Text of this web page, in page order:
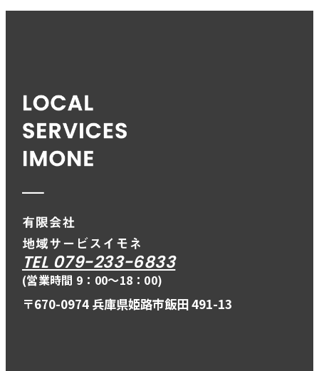
TEL 079-233-6833
(営業時間 9：00〜18：00)
〒670-0974 兵庫県姫路市飯田 491-13